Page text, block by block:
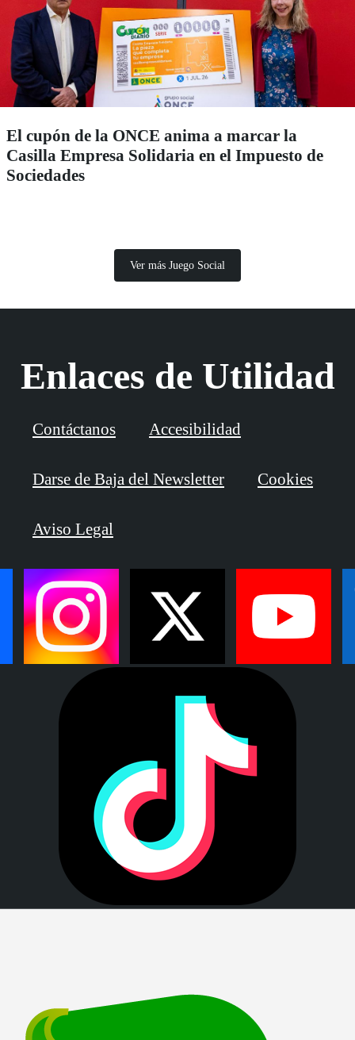
El cupón de la ONCE anima a marcar la
Casilla Empresa Solidaria en el Impuesto de
Sociedades
Ver más Juego Social
Enlaces de Utilidad
Contáctanos Accesibilidad
Darse de Baja del Newsletter Cookies
Aviso Legal